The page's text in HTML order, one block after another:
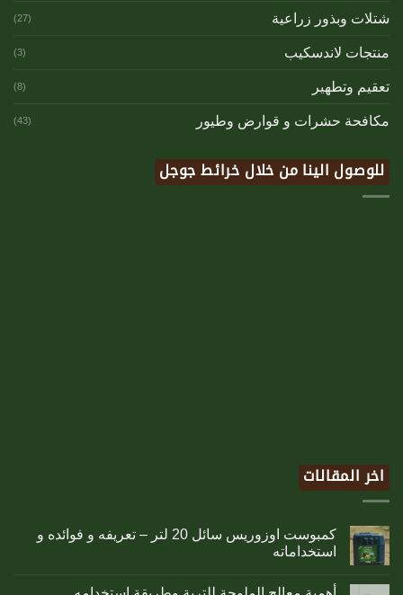
شتلات وبذور زراعية (27)
منتجات لاندسكيب (3)
تعقيم وتطهير (8)
مكافحة حشرات و قوارض وطيور (43)
للوصول الينا من خلال خرائط جوجل
اخر المقالات
كمبوست اوزوريس سائل 20 لتر – تعريفه و فوائده و
استخداماته